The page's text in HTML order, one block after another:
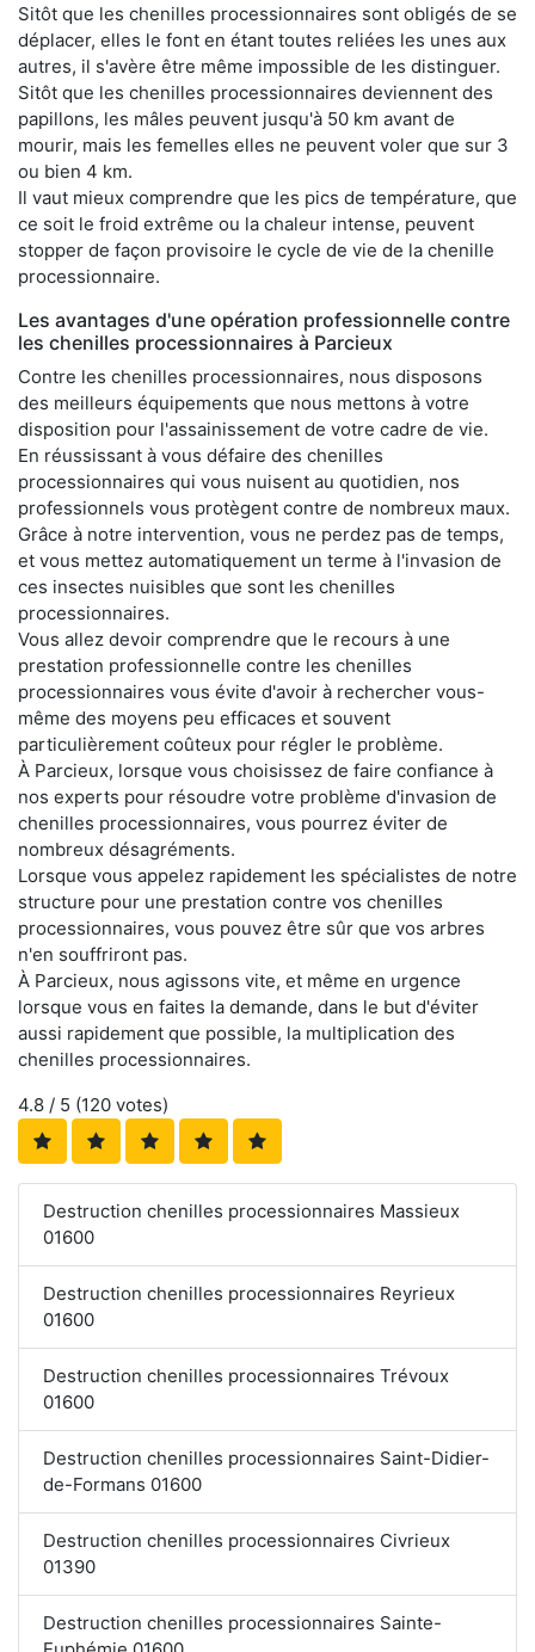
Sitôt que les chenilles processionnaires sont obligés de se
déplacer, elles le font en étant toutes reliées les unes aux
autres, il s'avère être même impossible de les distinguer.
Sitôt que les chenilles processionnaires deviennent des
papillons, les mâles peuvent jusqu'à 50 km avant de
mourir, mais les femelles elles ne peuvent voler que sur 3
ou bien 4 km.
Il vaut mieux comprendre que les pics de température, que
ce soit le froid extrême ou la chaleur intense, peuvent
stopper de façon provisoire le cycle de vie de la chenille
processionnaire.
Les avantages d'une opération professionnelle contre
les chenilles processionnaires à Parcieux
Contre les chenilles processionnaires, nous disposons
des meilleurs équipements que nous mettons à votre
disposition pour l'assainissement de votre cadre de vie.
En réussissant à vous défaire des chenilles
processionnaires qui vous nuisent au quotidien, nos
professionnels vous protègent contre de nombreux maux.
Grâce à notre intervention, vous ne perdez pas de temps,
et vous mettez automatiquement un terme à l'invasion de
ces insectes nuisibles que sont les chenilles
processionnaires.
Vous allez devoir comprendre que le recours à une
prestation professionnelle contre les chenilles
processionnaires vous évite d'avoir à rechercher vous-
même des moyens peu efficaces et souvent
particulièrement coûteux pour régler le problème.
À Parcieux, lorsque vous choisissez de faire confiance à
nos experts pour résoudre votre problème d'invasion de
chenilles processionnaires, vous pourrez éviter de
nombreux désagréments.
Lorsque vous appelez rapidement les spécialistes de notre
structure pour une prestation contre vos chenilles
processionnaires, vous pouvez être sûr que vos arbres
n'en souffriront pas.
À Parcieux, nous agissons vite, et même en urgence
lorsque vous en faites la demande, dans le but d'éviter
aussi rapidement que possible, la multiplication des
chenilles processionnaires.
4.8 / 5 (120 votes)
Destruction chenilles processionnaires Massieux
01600
Destruction chenilles processionnaires Reyrieux
01600
Destruction chenilles processionnaires Trévoux
01600
Destruction chenilles processionnaires Saint-Didier-
de-Formans 01600
Destruction chenilles processionnaires Civrieux
01390
Destruction chenilles processionnaires Sainte-